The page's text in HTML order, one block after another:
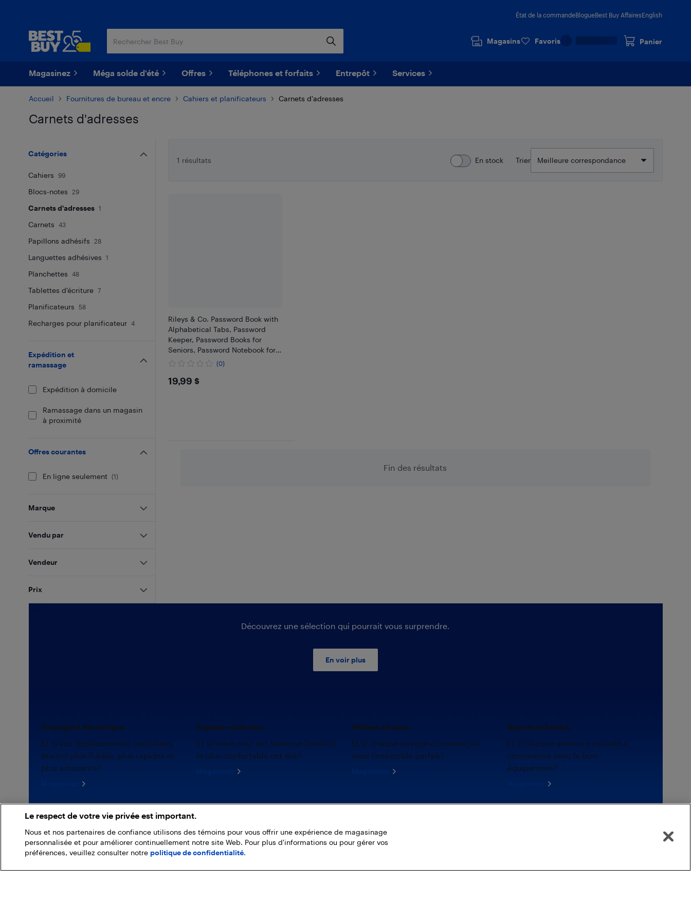
État de la commandeBlogueBest Buy AffairesEnglish
Magasins Favoris Panier
Magasinez Méga solde d'été Offres Téléphones et forfaits Entrepôt Services
Accueil Fournitures de bureau et encre Cahiers et planificateurs Carnets d'adresses
Carnets d'adresses
1 résultats
En stock Trier
Rileys & Co. Password Book with
Alphabetical Tabs, Password
Keeper, Password Books for
Seniors, Password Notebook for
Internet Login, Website,
(0)
$19.99
19,99 $
Fin des résultats
Catégories
Cahiers 99
Blocs-notes 29
Carnets d'adresses 1
Carnets 43
Papillons adhésifs 28
Languettes adhésives 1
Planchettes 48
Tablettes d'écriture 7
Planificateurs 58
Recharges pour planificateur 4
Expédition et
ramassage
Expédition à domicile
Ramassage dans un magasin
à proximité
Offres courantes
En ligne seulement (1)
Marque
Vendu par
Vendeur
Prix
Découvrez une sélection qui pourrait vous surprendre.
En voir plus
Transport électrique.
Et si vos déplacements quotidiens
étaient plus fluides, plus rapides et
plus amusants?
Espace extérieur.
Et si votre cour est devenue l'endroit
le plus confortable cet été?
Valises et sacs.
Et si chaque voyage commençait
avec l'ensemble parfait?
Sports et loisirs.
Et si chaque aventure estivale a
commencé avec le bon
équipement?
Le respect de votre vie privée est important.
Nous et nos partenaires de confiance utilisons des témoins pour vous offrir une expérience de magasinage
personnalisée et pour améliorer continuellement notre site Web. Pour plus d'informations ou pour gérer vos
préférences, veuillez consulter notre politique de confidentialité.